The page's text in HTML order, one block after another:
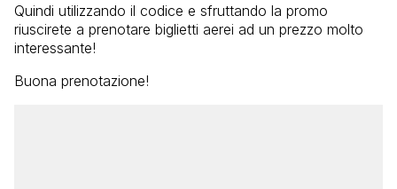
Quindi utilizzando il codice e sfruttando la promo
riuscirete a prenotare biglietti aerei ad un prezzo molto
interessante!
Buona prenotazione!